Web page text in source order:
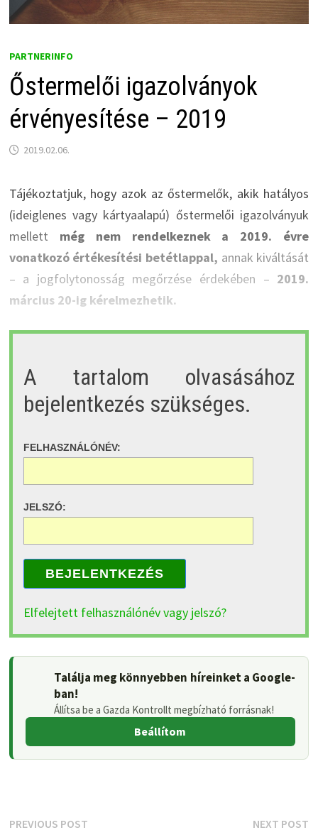
PARTNERINFO
Őstermelői igazolványok
érvényesítése – 2019
2019.02.06.
Tájékoztatjuk, hogy azok az őstermelők, akik hatályos
(ideiglenes vagy kártyaalapú) őstermelői igazolványuk
mellett még nem rendelkeznek a 2019. évre
vonatkozó értékesítési betétlappal, annak kiváltását
– a jogfolytonosság megőrzése érdekében – 2019.
március 20-ig kérelmezhetik.
A tartalom olvasásához
bejelentkezés szükséges.
FELHASZNÁLÓNÉV:
JELSZÓ:
BEJELENTKEZÉS
Elfelejtett felhasználónév vagy jelszó?
Találja meg könnyebben híreinket a Google-
ban!
Állítsa be a Gazda Kontrollt megbízható forrásnak!
Beállítom
PREVIOUS POSTPrevious
NEXT POST